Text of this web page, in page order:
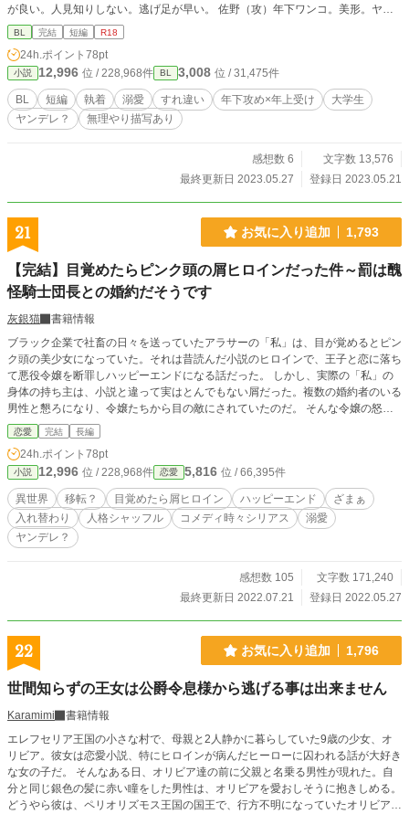
が良い。人見知りしない。逃げ足が早い。 佐野（攻）年下ワンコ。美形。ヤン
デレ気味。 ※途中でR-18シーンが入ります。「※」マークをつけます。
BL 完結 短編 R18
24h.ポイント 78pt
小説 12,996 位 / 228,968件 BL 3,008 位 / 31,475件
BL 短編 執着 溺愛 すれ違い 年下攻め×年上受け
大学生
ヤンデレ？
無理やり描写あり
感想数 6
文字数 13,576
最終更新日 2023.05.27
登録日 2023.05.21
21 お気に入り追加 1,793
【完結】目覚めたらピンク頭の屑ヒロインだった件～罰は醜
怪騎士団長との婚約だそうです
灰銀猫
書籍情報
ブラック企業で社畜の日々を送っていたアラサーの「私」は、目が覚めるとピン
ク頭の美少女になっていた。それは昔読んだ小説のヒロインで、王子と恋に落ち
て悪役令嬢を断罪しハッピーエンドになる話だった。 しかし、実際の「私」の
身体の持ち主は、小説と違って実はとんでもない屑だった。複数の婚約者のいる
男性と懇ろになり、令嬢たちから目の敵にされていたのだ。 そんな令嬢の怒り
は「私」に向かい、罰として令嬢達から恐れられている騎士団長と婚約しろと言
われ… 私の身体はどうなったのか？ピンク頭の身体は誰？少しずつ状況が明ら
かになる中、入れ替わってたのが一対一ではなく四人でシャッフルだったよう
で？ ヒーローは小説の世界では非イケメンです。 ご都合主義で設定はゆるゆる
です。 他サイトでも掲載しています。
恋愛 完結 長編
24h.ポイント 78pt
小説 12,996 位 / 228,968件 恋愛 5,816 位 / 66,395件
異世界 移転？ 目覚めたら屑ヒロイン ハッピーエンド
ざまぁ
入れ替わり
人格シャッフル コメディ時々シリアス
溺愛
ヤンデレ？
感想数 105
文字数 171,240
最終更新日 2022.07.21
登録日 2022.05.27
22 お気に入り追加 1,796
世間知らずの王女は公爵令息様から逃げる事は出来ません
Karamimi
書籍情報
エレフセリア王国の小さな村で、母親と2人静かに暮らしていた9歳の少女、オ
リビア。彼女は恋愛小説、特にヒロインが病んだヒーローに囚われる話が大好き
な女の子だ。 そんなある日、オリビア達の前に父親と名乗る男性が現れた。自
分と同じ銀色の髪に赤い瞳をした男性は、オリビアを愛おしそうに抱きしめる。
どうやら彼は、ペリオリズモス王国の国王で、行方不明になっていたオリビアの